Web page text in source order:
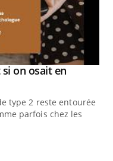
on osait en
type 2 reste entourée
parfois chez les